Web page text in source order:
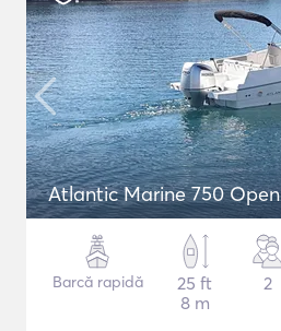
Atlantic Marine 750 Open
Barcă rapidă
25 ft
8 m
2